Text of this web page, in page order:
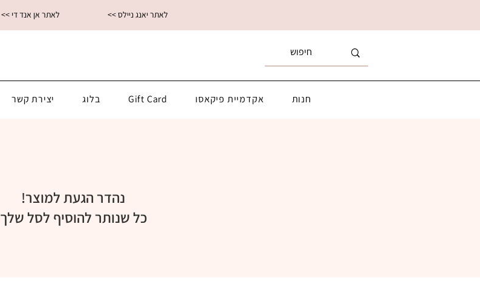
<< לאתר אן אנד די << לאתר יאנג ניילס
חנות אקדמיית פיקאסו Gift Card בלוג יצירת קשר
נהדר הגעת למוצר!
כל שנותר להוסיף לסל שלך